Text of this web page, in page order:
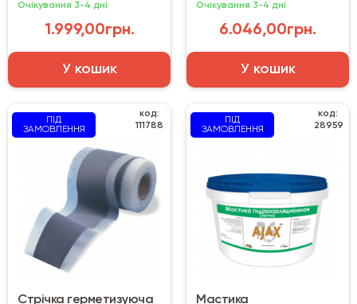
Очікування 3-4 дні
1.999,00грн.
У кошик
Очікування 3-4 дні
6.046,00грн.
У кошик
ПІД
ЗАМОВЛЕННЯ
код:
111788
Стрічка герметизуюча
ПІД
ЗАМОВЛЕННЯ
код:
28959
Мастика